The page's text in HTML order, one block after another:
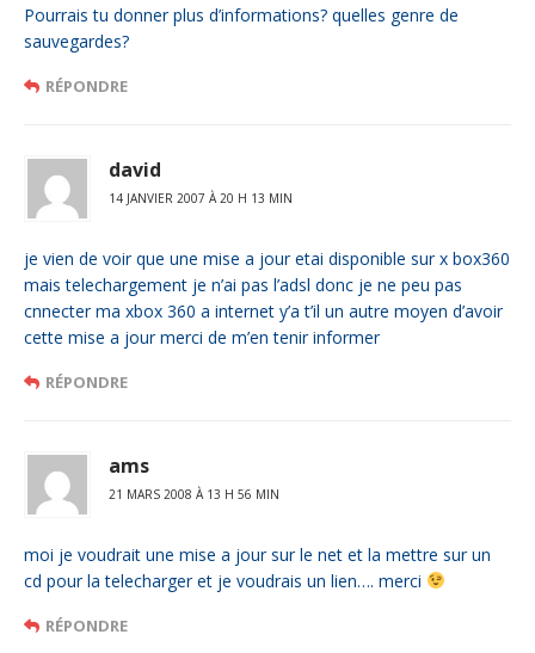
Pourrais tu donner plus d’informations? quelles genre de
sauvegardes?
RÉPONDRE
david
14 JANVIER 2007 À 20 H 13 MIN
je vien de voir que une mise a jour etai disponible sur x box360
mais telechargement je n’ai pas l’adsl donc je ne peu pas
cnnecter ma xbox 360 a internet y’a t’il un autre moyen d’avoir
cette mise a jour merci de m’en tenir informer
RÉPONDRE
ams
21 MARS 2008 À 13 H 56 MIN
moi je voudrait une mise a jour sur le net et la mettre sur un
cd pour la telecharger et je voudrais un lien…. merci
RÉPONDRE